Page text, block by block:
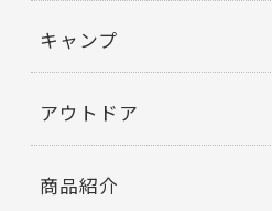
キャンプ
アウトドア
商品紹介